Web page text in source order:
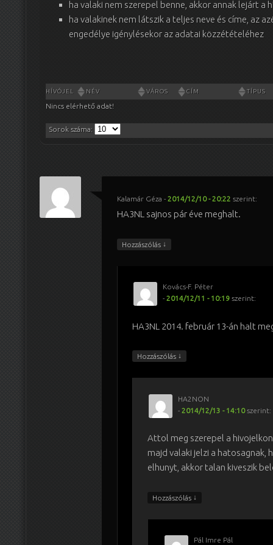
ha valaki nem szerepel benne, akkor annak lejárt a
ha valakinek nem látszik a teljes neve és címe, az
engedélye igénylésekor az adatai közzétételéhez
HÍVÓJEL NÉV VÁROS CÍM TÍPUS
Nincs elérhető adat!
Sorok száma:
Kalamár Géza - 2014/12/10 - 20:22 szerint:
HA3NL sajnos pár éve meghalt.
Hozzászólás ↓
Kovács-F. Péter
- 2014/12/11 - 10:19 szerint:
HA3NL 2014. február 13-án halt
Hozzászólás ↓
HA2NON
-2014/12/13 - 14:10 szerint:
Attol meg szerepel a
majd valaki jelzi a hatosagnak,
elhunyt, akkor talan kiveszik
Hozzászólás ↓
Pál Imre Pál